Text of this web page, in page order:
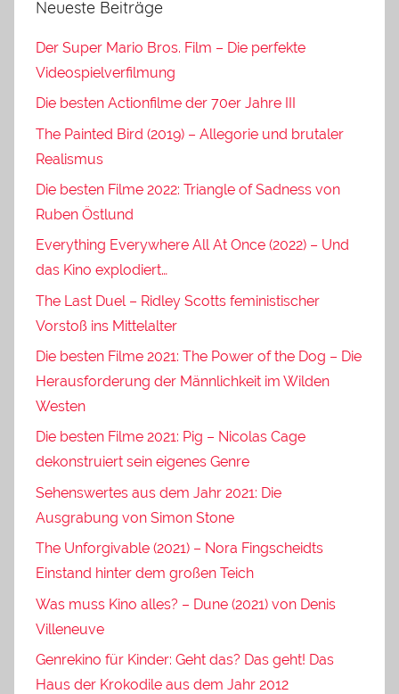
Neueste Beiträge
Der Super Mario Bros. Film – Die perfekte
Videospielverfilmung
Die besten Actionfilme der 70er Jahre III
The Painted Bird (2019) – Allegorie und brutaler
Realismus
Die besten Filme 2022: Triangle of Sadness von
Ruben Östlund
Everything Everywhere All At Once (2022) – Und
das Kino explodiert…
The Last Duel – Ridley Scotts feministischer
Vorstoß ins Mittelalter
Die besten Filme 2021: The Power of the Dog – Die
Herausforderung der Männlichkeit im Wilden
Westen
Die besten Filme 2021: Pig – Nicolas Cage
dekonstruiert sein eigenes Genre
Sehenswertes aus dem Jahr 2021: Die
Ausgrabung von Simon Stone
The Unforgivable (2021) – Nora Fingscheidts
Einstand hinter dem großen Teich
Was muss Kino alles? – Dune (2021) von Denis
Villeneuve
Genrekino für Kinder: Geht das? Das geht! Das
Haus der Krokodile aus dem Jahr 2012